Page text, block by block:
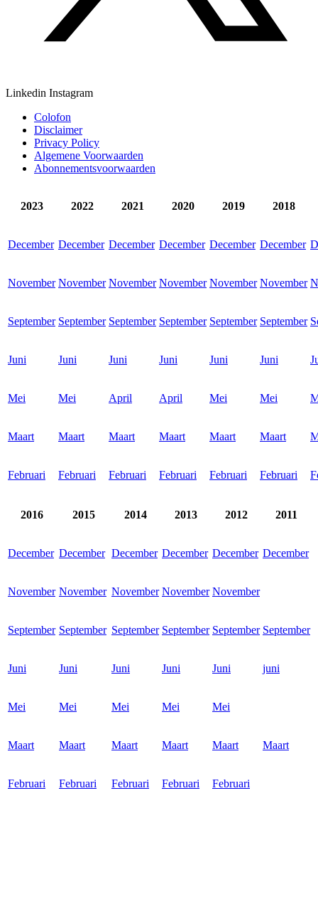
Linkedin Instagram
Colofon
Disclaimer
Privacy Policy
Algemene Voorwaarden
Abonnementsvoorwaarden
2023 2022 2021 2020 2019 2018
December December December December December December
November November November November November November
September September September September September September
Juni Juni Juni Juni Juni Juni
Mei Mei April April Mei Mei
Maart Maart Maart Maart Maart Maart
Februari Februari Februari Februari Februari Februari
2016 2015 2014 2013 2012 2011
December December December December December December
November November November November November
September September September September September September
Juni Juni Juni Juni Juni juni
Mei Mei Mei Mei Mei
Maart Maart Maart Maart Maart Maart
Februari Februari Februari Februari Februari